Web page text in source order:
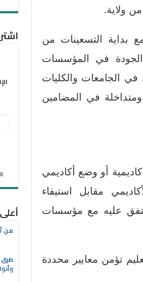
ولاية.
بداية التسعينات من
الجودة في المؤسسات
في الجامعات والكليات
في المضامين
أو وضع أكاديمي
مقابل استيفاء
يتفق عليه مع مؤسسات
تؤمن معايير محددة
من
طرق